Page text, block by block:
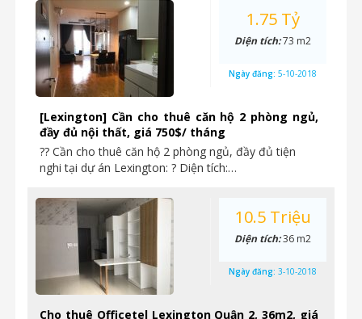
[Lexington] Cần cho thuê căn hộ 2 phòng ngủ,
đầy đủ nội thất, giá 750$/ tháng
?? Cần cho thuê căn hộ 2 phòng ngủ, đầy đủ tiện
nghi tại dự án Lexington: ? Diện tích:…
1.75 Tỷ
Diện tích:73 m2
Ngày đăng: 5-10-2018
Cho thuê Officetel Lexington Quận 2, 36m2, giá
10.5 Triệu
Diện tích:36 m2
Ngày đăng: 3-10-2018